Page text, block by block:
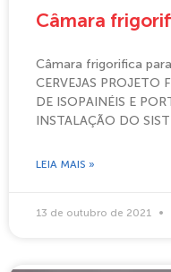
Câmara
Câmara frigorifica
CERVEJAS PROJETO
DE ISOPAINÉIS E
INSTALAÇÃO DO
LEIA MAIS »
13 de outubro de 2021